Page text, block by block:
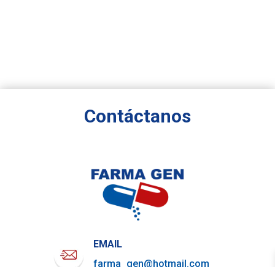
Contáctanos
EMAIL
farma_gen@hotmail.com